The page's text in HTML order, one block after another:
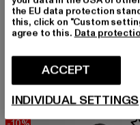
HUMMEL
Slim Fit Trikot
EUR 18,90
Derzeitiger Preis: EUR 18,90
EUR 44,99
the EU data protection
this, click on "Custom
agree to this. Data
ACCEPT
INDIVIDUAL SETTINGS